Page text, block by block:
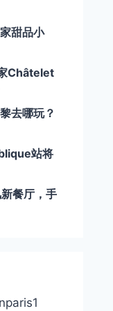
甜品小
Châtelet
去哪玩？
站将
餐厅，手